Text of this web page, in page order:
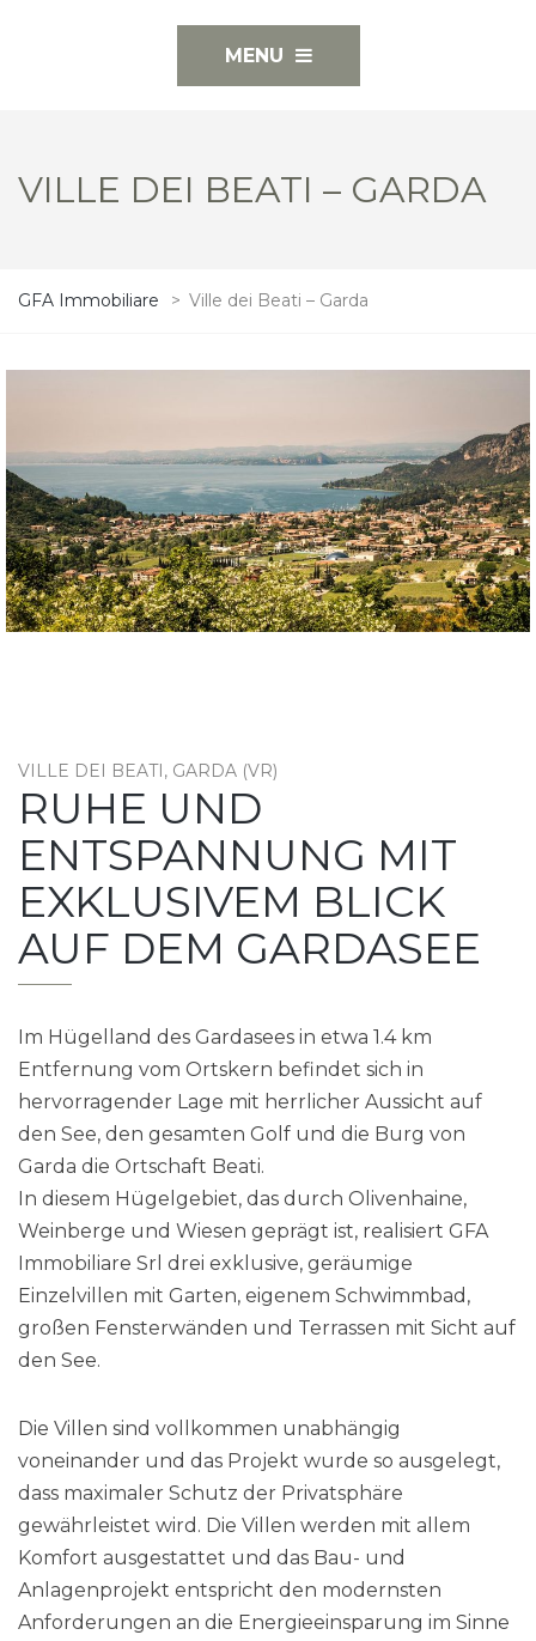
MENU
VILLE DEI BEATI – GARDA
GFA Immobiliare > Ville dei Beati – Garda
VILLE DEI BEATI, GARDA (VR)
RUHE UND
ENTSPANNUNG MIT
EXKLUSIVEM BLICK
AUF DEM GARDASEE
Im Hügelland des Gardasees in etwa 1.4 km
Entfernung vom Ortskern befindet sich in
hervorragender Lage mit herrlicher Aussicht auf
den See, den gesamten Golf und die Burg von
Garda die Ortschaft Beati.
In diesem Hügelgebiet, das durch Olivenhaine,
Weinberge und Wiesen geprägt ist, realisiert GFA
Immobiliare Srl drei exklusive, geräumige
Einzelvillen mit Garten, eigenem Schwimmbad,
großen Fensterwänden und Terrassen mit Sicht auf
den See.
Die Villen sind vollkommen unabhängig
voneinander und das Projekt wurde so ausgelegt,
dass maximaler Schutz der Privatsphäre
gewährleistet wird. Die Villen werden mit allem
Komfort ausgestattet und das Bau- und
Anlagenprojekt entspricht den modernsten
Anforderungen an die Energieeinsparung im Sinne